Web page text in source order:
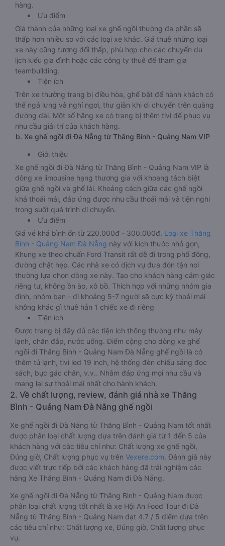
hàng.
Ưu điểm
Giá thành của những loại xe ghế ngồi thường đa phần sẽ
thấp hơn nhiều so với các loại xe khác. Giá thuê những loại
xe này cũng tương đối thấp, phù hợp cho các chuyến du
lịch kiểu gia đình hoặc các công ty thuê để tham gia
teambuilding.
Tiện ích
Trên xe thường trang bị điều hòa, ghế bật để hành khách có
thể ngả lưng và nghỉ ngơi, thư giãn khi di chuyển trên quãng
đường dài. Một số hãng xe có trang bị thêm tivi để phục vụ
nhu cầu giải trí của khách hàng.
b. Xe ghế ngồi đi Đà Nẵng từ Thăng Bình - Quảng Nam VIP
Giới thiệu
Xe ghế ngồi đi Đà Nẵng từ Thăng Bình - Quảng Nam VIP là
dòng xe limousine hạng thương gia với khoang tách biệt
giữa ghế ngồi và ghế lái. Khoảng cách giữa các ghế ngồi
khá thoải mái, đáp ứng được nhu cầu thoải mái và tiện nghi
trong suốt quá trình di chuyển.
Ưu điểm
Giá vé khá bình ổn từ 220.000đ - 300.000đ. Loại xe Thăng
Bình - Quảng Nam Đà Nẵng này với kích thước nhỏ gọn,
Khung xe theo chuẩn Ford Transit rất dễ đi trong phố đông,
đường chật hẹp. Các nhà xe có dịch vụ đưa đón tận nơi
thường lựa chọn dòng xe này. Tạo cho khách hàng cảm giác
riêng tư, không ồn ào, xô bồ. Thích hợp với những nhóm gia
đình, nhóm bạn - đi khoảng 5-7 người sẽ cực kỳ thoải mái
không khác gì thuê hẳn 1 chiếc xe đi riêng
Tiện ích
Được trang bị đầy đủ các tiện ích thông thường như máy
lạnh, chăn đắp, nước uống. Điểm cộng cho dòng xe ghế
ngồi đi Thăng Bình - Quảng Nam Đà Nẵng ghế ngồi là có
thêm tủ lạnh, tivi led 19 inch, hệ thống đèn chiếu sáng đọc
sách, bục gác chân, v.v.. Nhằm đáp ứng mọi nhu cầu và
mang lại sự thoải mái nhất cho hành khách.
2. Về chất lượng, review, đánh giá nhà xe Thăng
Bình - Quảng Nam Đà Nẵng ghế ngồi
Xe ghế ngồi đi Đà Nẵng từ Thăng Bình - Quảng Nam tốt nhất
được phân loại chất lượng dựa trên đánh giá từ 1 đến 5 của
khách hàng với các tiêu chí như: Chất lượng xe ghế ngồi,
Đúng giờ, Chất lượng phục vụ trên Vexere.com. Đánh giá này
được viết trực tiếp bởi các khách hàng đã trải nghiệm các
hãng Xe Thăng Bình - Quảng Nam đi Đà Nẵng.
Xe ghế ngồi đi Đà Nẵng từ Thăng Bình - Quảng Nam được
phân loại chất lượng tốt nhất là xe Hội An Food Tour đi Đà
Nẵng từ Thăng Bình - Quảng Nam đạt 4.7 / 5 điểm dựa trên
các tiêu chí như: Chất lượng xe, Đúng giờ, Chất lượng phục
vụ.